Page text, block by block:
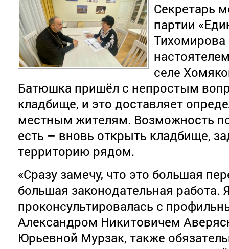
Секретарь
партии
Тихомирова
селе
Батюшка пришёл с непростым
кладбище, и это доставляет
местным жителям. Возможность
есть – вновь открыть кладбище,
территорию рядом.
«Сразу замечу, что это большая
большая законодательная работа.
проконсультировалась с
Александром Никитовичем
Юрьевной Мурзак, также